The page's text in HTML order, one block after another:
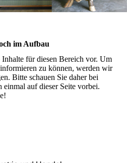
im Aufbau
für diesen Bereich vor. Um
zu können, werden wir
Bitte schauen Sie daher bei
einmal auf dieser Seite vorbei.